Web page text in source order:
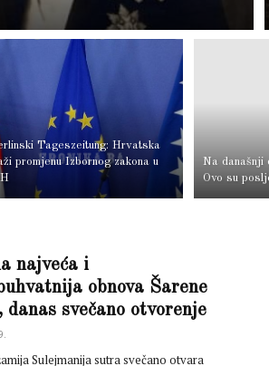
Tageszeitung: Hrvatska
promjenu Izbornog zakona u
Na današnji
Ovo su
najveća i
obnova Šarene
danas svečano otvorenje
Sulejmanija sutra svečano otvara